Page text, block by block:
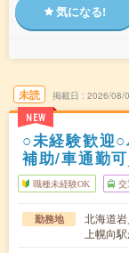
気になる!
未読
NEW
掲載日 2026/08/
○未経験歓迎
補助/車通勤
職種未経験OK 交
勤務地
北海道
上幌向